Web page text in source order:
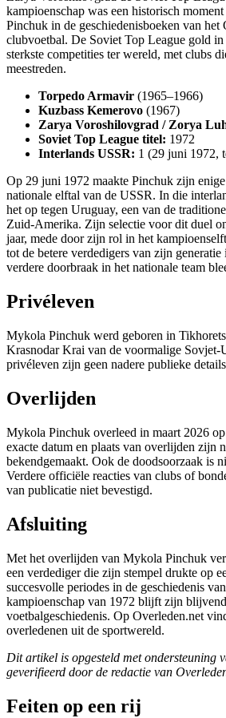
kampioenschap was een historisch
Pinchuk in de geschiedenisboeken van het
clubvoetbal. De Soviet Top League gold in
sterkste competities ter wereld, met clubs
meestreden.
Torpedo Armavir (1965–1966)
Kuzbass Kemerovo (1967)
Zarya Voroshilovgrad / Zorya
Soviet Top League titel: 1972
Interlands USSR: 1 (29 juni 1972,
Op 29 juni 1972 maakte Pinchuk zijn
nationale elftal van de USSR. In die
het op tegen Uruguay, een van de
Zuid-Amerika. Zijn selectie voor dit duel
jaar, mede door zijn rol in het
tot de betere verdedigers van zijn
verdere doorbraak in het nationale team
Privéleven
Mykola Pinchuk werd geboren in
Krasnodar Krai van de voormalige Sovjet-
privéleven zijn geen nadere publieke
Overlijden
Mykola Pinchuk overleed in maart 2026
exacte datum en plaats van overlijden zijn
bekendgemaakt. Ook de doodsoorzaak is
Verdere officiële reacties van clubs of
van publicatie niet bevestigd.
Afsluiting
Met het overlijden van Mykola Pinchuk
een verdediger die zijn stempel drukte op
succesvolle periodes in de geschiedenis
kampioenschap van 1972 blijft zijn
voetbalgeschiedenis. Op Overleden.net
overledenen uit de sportwereld.
Dit artikel is opgesteld met ondersteuning
geverifieerd door de redactie van
Feiten op een rij